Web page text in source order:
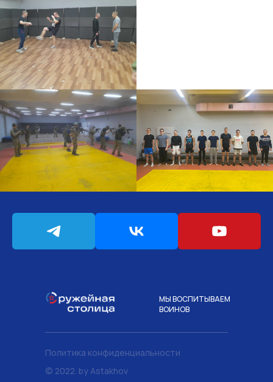
МЫ ВОСПИТЫВАЕМ
ВОИНОВ
© 2022. by Astakhov
Политика конфиденциальности